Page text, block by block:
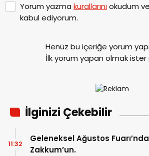
Yorum yazma kurallarınıokudum ve
kabul ediyorum.
Henüz bu içeriğe yorum
İlk yorum yapan olmak ister
İlginizi Çekebilir
Geleneksel Ağustos
Zakkum’un.
11:32